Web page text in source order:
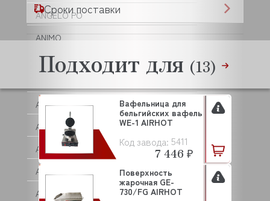
ANGELO PO
ANIMO
ANKO
APACH
APS
AQUA
ARISTARCO
ARKTO
Сроки поставки
Подходит для (13)
Код завода: 5411
Вафельница для
бельгийских вафель
WE-1 AIRHOT
7 446 ₽
Поверхность
жарочная GE-
730/FG AIRHOT